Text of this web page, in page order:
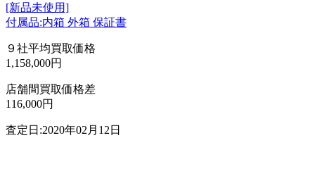
[新品未使用]
付属品:内箱 外箱 保証書
９社平均買取価格
1,158,000円
店舗間買取価格差
116,000円
査定日:2020年02月12日